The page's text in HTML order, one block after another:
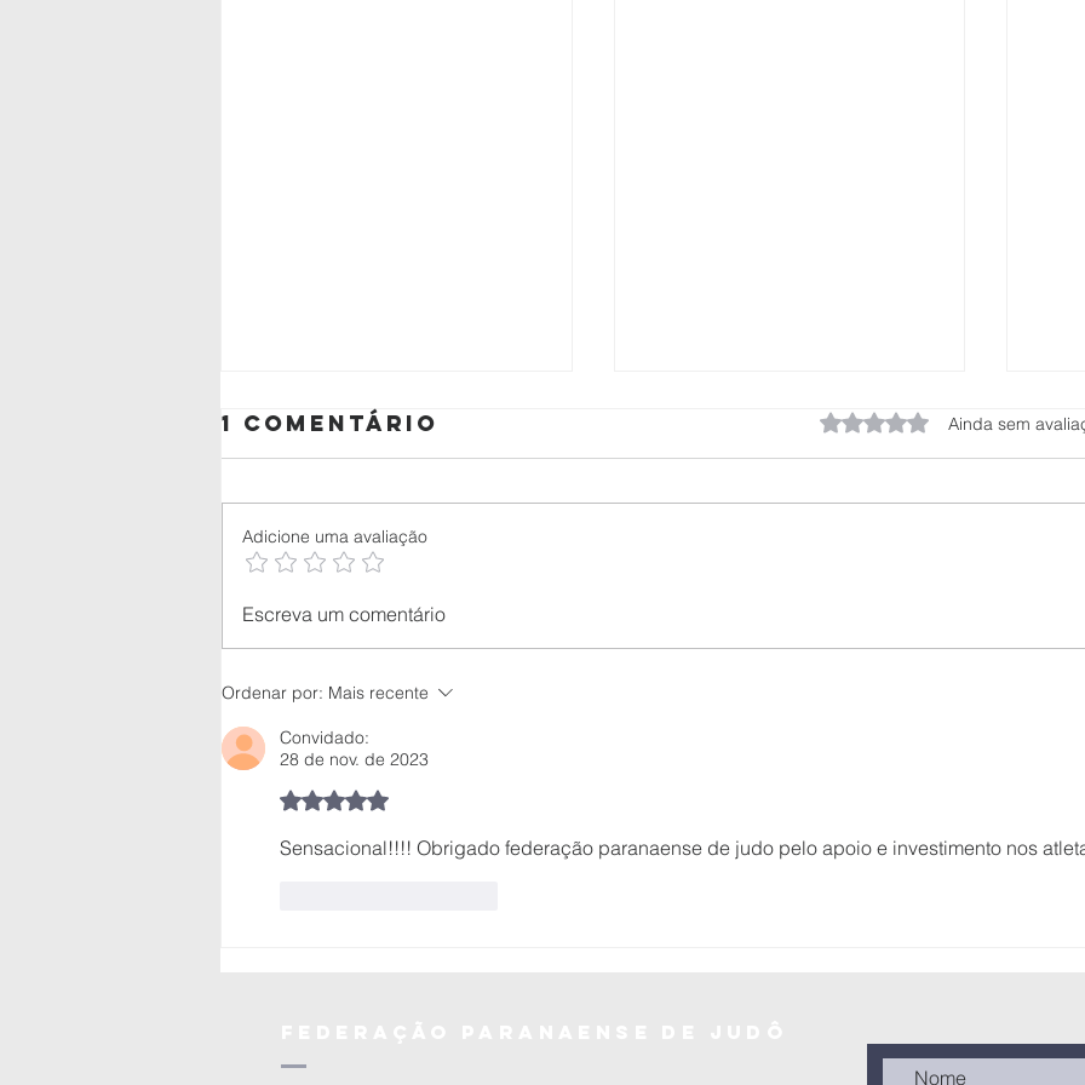
🥋 aluno do
Judô Okano é
nacionalmente
pelo CNJ com
projeto
voltado à
Paranaense de
1 comentário Avaliado com 0 de 5
Ainda sem
Adicione uma avaliação
Escreva um comentário
Ordenar por: Mais recente
Convidado:
28 de nov. de 2023
Avaliado com 5 de 5 estrelas.
Sensacional!!!! Obrigado federação paranaense de judo pelo apoio e investimento nos